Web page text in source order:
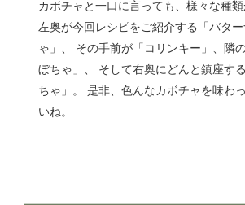
カボチャと一口に言っても、様々な種類
左奥が今回レシピをご紹介する「バタ
ゃ」、 その手前が「コリンキー」、隣
ぼちゃ」、 そして右奥にどんと鎮座す
ちゃ」。 是非、色んなカボチャを味わ
いね。